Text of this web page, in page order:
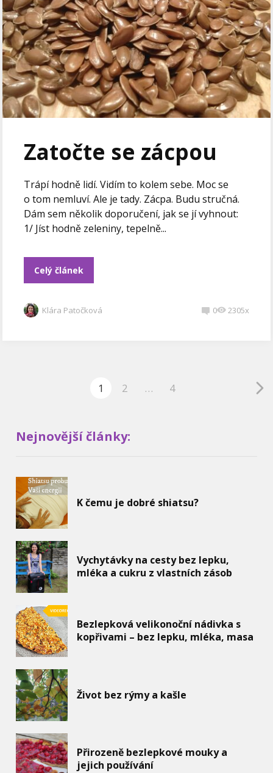
Zatočte se zácpou
Trápí hodně lidí. Vidím to kolem sebe. Moc se
o tom nemluví. Ale je tady. Zácpa. Budu stručná.
Dám sem několik doporučení, jak se jí vyhnout:
1/ Jíst hodně zeleniny, tepelně...
Celý článek
Klára Patočková 0 2305x
1 2 … 4
Nejnovější články:
K čemu je dobré shiatsu?
Vychytávky na cesty bez lepku,
mléka a cukru z vlastních zásob
Bezlepková velikonoční nádivka s
kopřivami – bez lepku, mléka, masa
Život bez rýmy a kašle
Přirozeně bezlepkové mouky a
jejich používání